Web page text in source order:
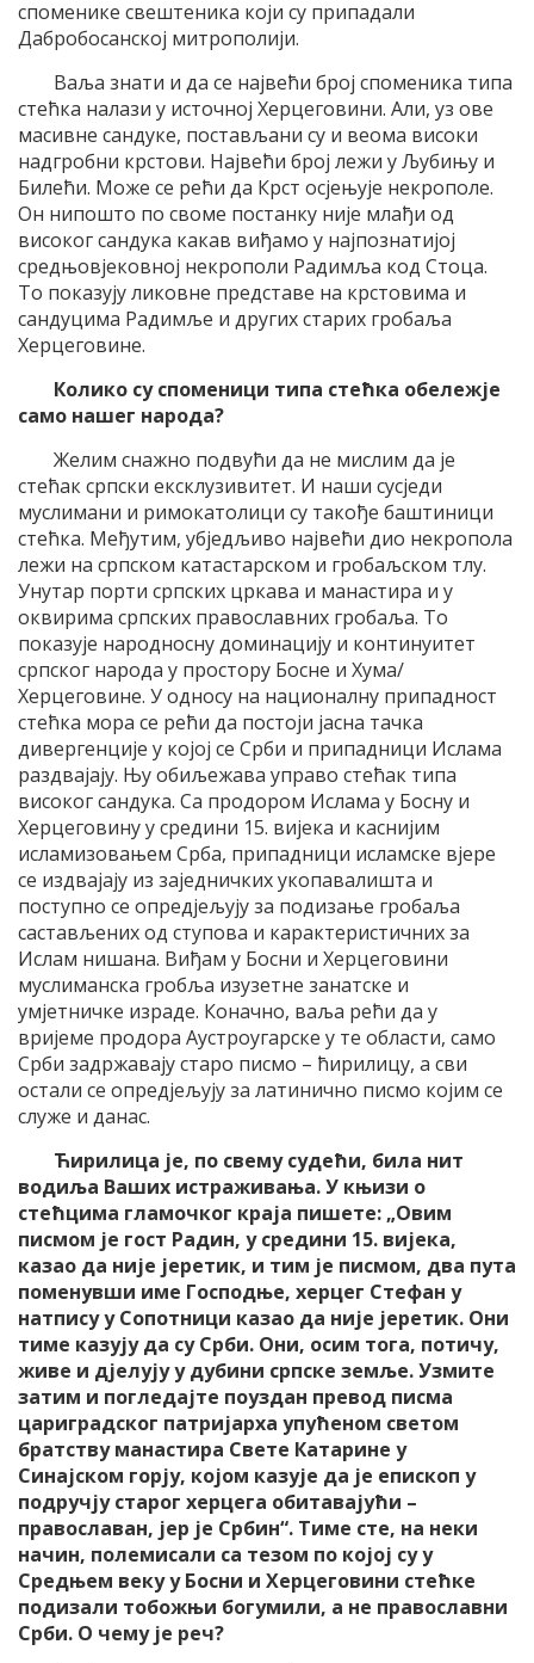
споменике свештеника који су припадали
Дабробосанској митрополији.
Ваља знати и да се највећи број споменика типа
стећка налази у источној Херцеговини. Али, уз ове
масивне сандуке, постављани су и веома високи
надгробни крстови. Највећи број лежи у Љубињу и
Билећи. Може се рећи да Крст осјењује некрополе.
Он нипошто по своме постанку није млађи од
високог сандука какав виђамо у најпознатијој
средњовјековној некрополи Радимља код Стоца.
То показују ликовне представе на крстовима и
сандуцима Радимље и других старих гробаља
Херцеговине.
Колико су споменици типа стећка обележје
само нашег народа?
Желим снажно подвући да не мислим да је
стећак српски ексклузивитет. И наши сусједи
муслимани и римокатолици су такође баштиници
стећка. Међутим, убједљиво највећи дио некропола
лежи на српском катастарском и гробаљском тлу.
Унутар порти српских цркава и манастира и у
оквирима српских православних гробаља. То
показује народносну доминацију и континуитет
српског народа у простору Босне и Хума/
Херцеговине. У односу на националну припадност
стећка мора се рећи да постоји јасна тачка
дивергенције у којој се Срби и припадници Ислама
раздвајају. Њу обиљежава управо стећак типа
високог сандука. Са продором Ислама у Босну и
Херцеговину у средини 15. вијека и каснијим
исламизовањем Срба, припадници исламске вјере
се издвајају из заједничких укопавалишта и
поступно се опредјељују за подизање гробаља
састављених од ступова и карактеристичних за
Ислам нишана. Виђам у Босни и Херцеговини
муслиманска гробља изузетне занатске и
умјетничке израде. Коначно, ваља рећи да у
вријеме продора Аустроугарске у те области, само
Срби задржавају старо писмо – ћирилицу, а сви
остали се опредјељују за латинично писмо којим се
служе и данас.
Ћирилица је, по свему судећи, била нит
водиља Ваших истраживања. У књизи о
стећцима гламочког краја пишете: „Овим
писмом је гост Радин, у средини 15. вијека,
казао да није јеретик, и тим је писмом, два пута
поменувши име Господње, херцег Стефан у
натпису у Сопотници казао да није јеретик. Они
тиме казују да су Срби. Они, осим тога, потичу,
живе и дјелују у дубини српске земље. Узмите
затим и погледајте поуздан превод писма
цариградског патријарха упућеном светом
братству манастира Свете Катарине у
Синајском горју, којом казује да је епископ у
подручју старог херцега обитавајући –
православан, јер је Србин“. Тиме сте, на неки
начин, полемисали са тезом по којој су у
Средњем веку у Босни и Херцеговини стећке
подизали тобожњи богумили, а не православни
Срби. О чему је реч?